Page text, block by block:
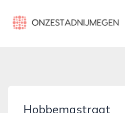
onzestadnijmegen.nl
Hobbemastraat